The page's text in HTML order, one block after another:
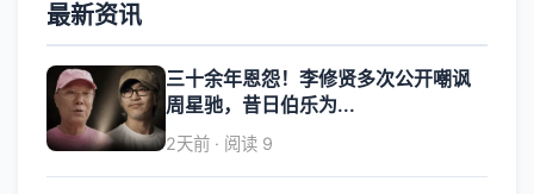
最新资讯
三十余年恩怨！李修贤多次公开嘲讽
周星驰，昔日伯乐为...
2天前 · 阅读 9